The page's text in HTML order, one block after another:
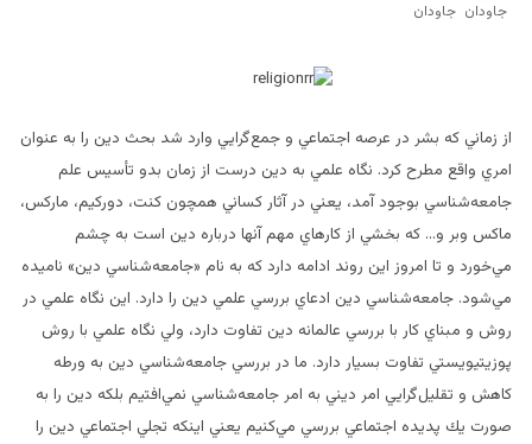
جاودان
از زماني كه بشر در عرصه اجتماعي و جمع‌گرايي وارد شد بحث دين را به عنوان
امري واقع مطرح كرد. نگاه علمي به دين درست از زمان بدو تأسيس علم
جامعه‌شناسي بوجود آمد، يعني در آثار كساني همچون كنت، دوركيم، ماركس،
ماكس وبر و… كه بخشي از كارهاي مهم آنها درباره دين است به چشم
مي‌خورد و تا امروز اين روند ادامه دارد كه به نام «جامعه‌شناسي دين» ناميده
مي‌شود. جامعه‌شناسي دين ادعاي بررسي علمي دين را دارد. اين نگاه علمي در
روش و مبناي كار با بررسي عالمانه دين تفاوت دارد، ولي نگاه علمي با روش
پوزيتيويستي تفاوت بسيار دارد. ما در بررسي جامعه‌شناسي دين به ورطه
كاهش و تقليل‌گرايي امر ديني به امر جامعه‌شناسي نمي‌افتيم بلكه دين را به
صورت يك پديده اجتماعي بررسي مي‌كنيم يعني اينكه تجلي اجتماعي دين را